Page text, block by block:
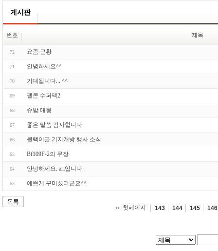
게시판
번호 제목
72 요즘 근황
71 안녕하세요^^
70 기대됩니다... ^^
69 팰콘 수퍼팩2
68 슈밤 대형
67 좋은 말씀 감사합니다
66 블랙이글 기지개방 행사 소식
65 Bf109F-2의 무장
64 안녕하세요. ari입니다.
63 예쁘게 꾸미셨더군요^^
목록
첫페이지
143 144 145 146